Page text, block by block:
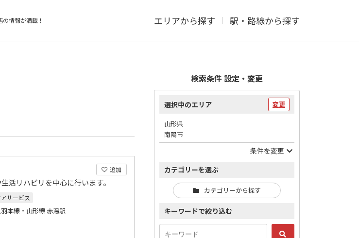
の情報が満載！ エリアから探す 駅・路線から探す
追加
活リハビリを中心に行います。
サービス
本線・山形線 赤湯駅
検索条件 設定・変更
選択中のエリア 変更
山形県
南陽市
条件を変更
カテゴリーを選ぶ
カテゴリーから探す
キーワードで絞り込む